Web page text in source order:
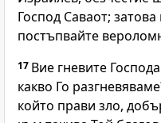
Господ Саваот;
постъпвайте
17 Вие гневите
какво Го
който прави зло,